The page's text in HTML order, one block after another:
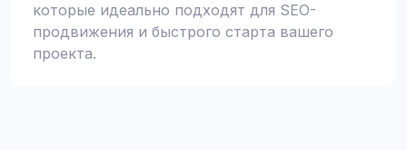
которые идеально подходят для SEO-
продвижения и быстрого старта вашего
проекта.